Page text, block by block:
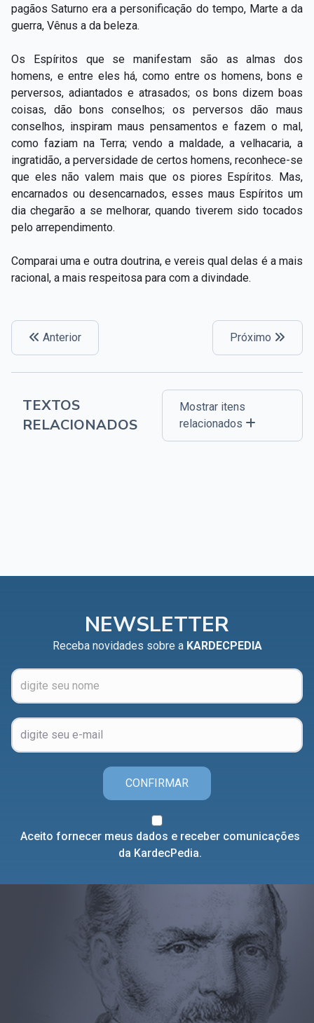
pagãos Saturno era a personificação do tempo, Marte a da
guerra, Vênus a da beleza.
Os Espíritos que se manifestam são as almas dos
homens, e entre eles há, como entre os homens, bons e
perversos, adiantados e atrasados; os bons dizem boas
coisas, dão bons conselhos; os perversos dão maus
conselhos, inspiram maus pensamentos e fazem o mal,
como faziam na Terra; vendo a maldade, a velhacaria, a
ingratidão, a perversidade de certos homens, reconhece-se
que eles não valem mais que os piores Espíritos. Mas,
encarnados ou desencarnados, esses maus Espíritos um
dia chegarão a se melhorar, quando tiverem sido tocados
pelo arrependimento.
Comparai uma e outra doutrina, e vereis qual delas é a mais
racional, a mais respeitosa para com a divindade.
Anterior Próximo
TEXTOS
RELACIONADOS
Mostrar itens
relacionados
NEWSLETTER
Receba novidades sobre a KARDECPEDIA
CONFIRMAR
Aceito fornecer meus dados e receber comunicações
da KardecPedia.